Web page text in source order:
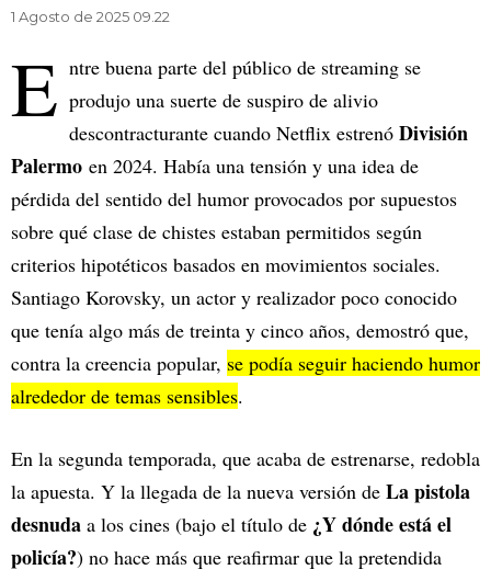
1 Agosto de 2025 09.22
E ntre buena parte del público de streaming se
produjo una suerte de suspiro de alivio
descontracturante cuando Netflix estrenó División
Palermo en 2024. Había una tensión y una idea de
pérdida del sentido del humor provocados por supuestos
sobre qué clase de chistes estaban permitidos según
criterios hipotéticos basados en movimientos sociales.
Santiago Korovsky, un actor y realizador poco conocido
que tenía algo más de treinta y cinco años, demostró que,
contra la creencia popular, se podía seguir haciendo humor
alrededor de temas sensibles.
En la segunda temporada, que acaba de estrenarse, redobla
la apuesta. Y la llegada de la nueva versión de La pistola
desnuda a los cines (bajo el título de ¿Y dónde está el
policía?) no hace más que reafirmar que la pretendida